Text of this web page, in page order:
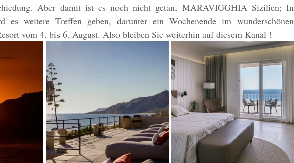
Aber damit ist es noch nicht getan. MARAVIGGHIA Sizilien; In
es weitere Treffen geben, darunter ein Wochenende im wunderschönen
vom 4. bis 6. August. Also bleiben Sie weiterhin auf diesem Kanal !